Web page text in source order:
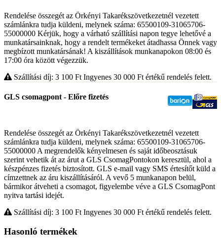
Rendelése összegét az Örkényi Takarékszövetkezetnél vezetett
számlánkra tudja küldeni, melynek száma: 65500109-31065706-
55000000 Kérjük, hogy a várható szállítási napon tegye lehetővé a
munkatársainknak, hogy a rendelt termékeket átadhassa Önnek vagy
megbízott munkatársának! A kiszállítások munkanapokon 08:00 és
17:00 óra között végezzük.
Szállítási díj: 3 100 Ft Ingyenes 30 000 Ft értékű rendelés felett.
GLS csomagpont - Előre fizetés
Rendelése összegét az Örkényi Takarékszövetkezetnél vezetett
számlánkra tudja küldeni, melynek száma: 65500109-31065706-
55000000 A megrendelők kényelmesen és saját időbeosztásuk
szerint vehetik át az árut a GLS CsomagPontokon keresztül, ahol a
készpénzes fizetés biztosított. GLS e-mail vagy SMS értesítőt küld a
címzettnek az áru kiszállításáról. A vevő 5 munkanapon belül,
bármikor átveheti a csomagot, figyelembe véve a GLS CsomagPont
nyitva tartási idejét.
Szállítási díj: 3 100 Ft Ingyenes 30 000 Ft értékű rendelés felett.
Hasonló termékek